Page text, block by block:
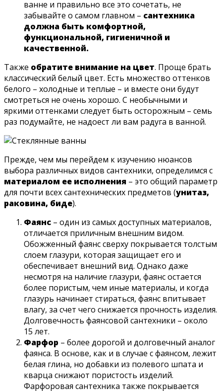
ванне и правильно все это сочетать, не
забывайте о самом главном – сантехника
должна быть комфортной,
функциональной, гигиеничной и
качественной.
Также обратите внимание на цвет. Проще брать
классический белый цвет. Есть множество оттенков
белого – холодные и теплые – и вместе они будут
смотреться не очень хорошо. С необычными и
яркими оттенками следует быть осторожным – семь
раз подумайте, не надоест ли вам радуга в ванной.
Прежде, чем мы перейдем к изучению нюансов
выбора различных видов сантехники, определимся с
материалом ее исполнения – это общий параметр
для почти всех сантехнических предметов (унитаз,
раковина, биде).
Фаянс – один из самых доступных материалов,
отличается приличным внешним видом.
Обожженный фаянс сверху покрывается толстым
слоем глазури, которая защищает его и
обеспечивает внешний вид. Однако даже
несмотря на наличие глазури, фаянс остается
более пористым, чем иные материалы, и когда
глазурь начинает стираться, фаянс впитывает
влагу, за счет чего снижается прочность изделия.
Долговечность фаянсовой сантехники – около
15 лет.
Фарфор – более дорогой и долговечный аналог
фаянса. В основе, как и в случае с фаянсом, лежит
белая глина, но добавки из полевого шпата и
кварца снижают пористость изделий.
Фарфоровая сантехника также покрывается